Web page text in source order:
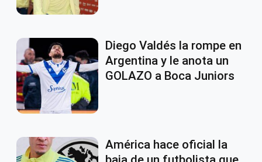
Diego Valdés la rompe en
Argentina y le anota un
GOLAZO a Boca Juniors
América hace oficial la